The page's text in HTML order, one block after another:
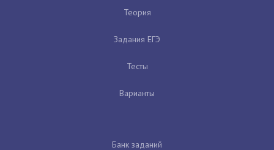
Теория
Задания ЕГЭ
Тесты
Варианты
Банк заданий